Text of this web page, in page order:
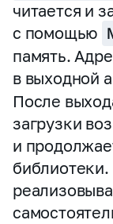
читается и
с помощью
память.
в выходной
После
загрузки
и